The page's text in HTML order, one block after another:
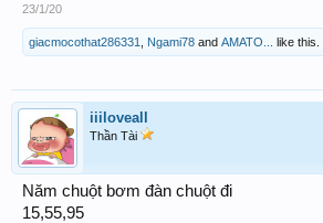
23/1/20
giacmocothat286331 Ngami78 and AMATO... like this.
iiiloveall
Thần Tài
Năm chuột bơm đàn chuột đi
15,55,95